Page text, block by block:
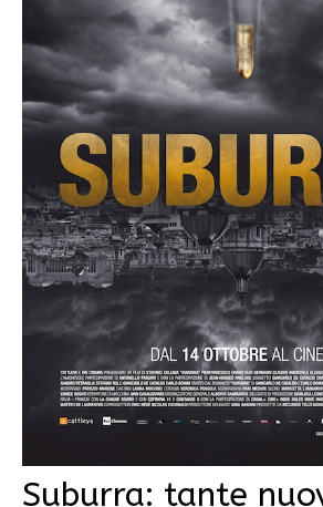
Suburra: tante